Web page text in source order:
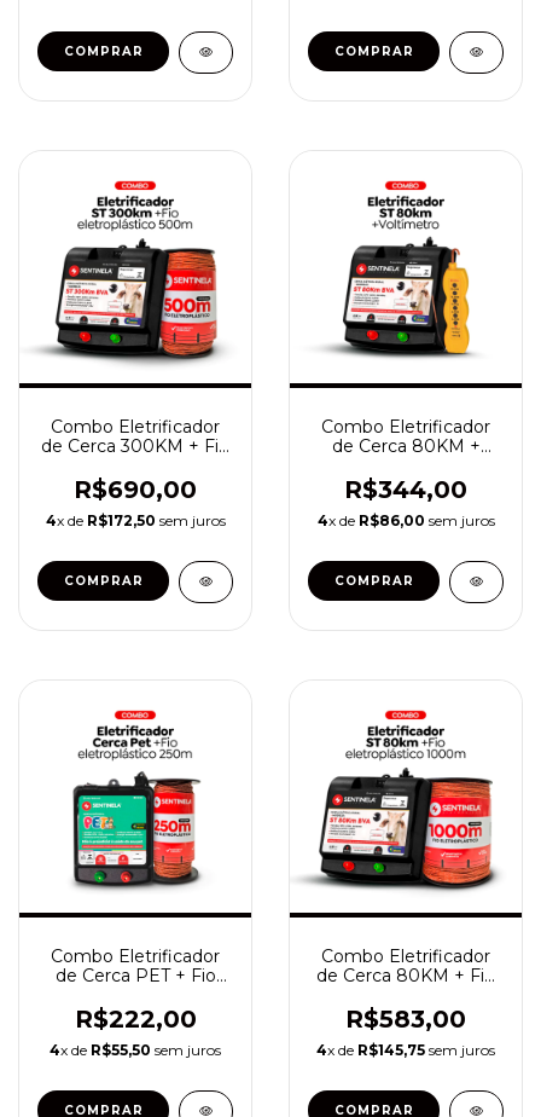
Combo Eletrificador
de Cerca 300KM + Fio
metros
R$690,00
4x de R$172,50 sem juros
Combo Eletrificador
de Cerca 80KM +
R$344,00
4x de R$86,00 sem juros
Combo Eletrificador
de Cerca PET + Fio
metros
R$222,00
4x de R$55,50 sem juros
Combo Eletrificador
de Cerca 80KM + Fio
metros
R$583,00
4x de R$145,75 sem juros